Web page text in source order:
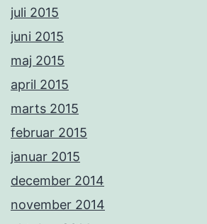
juli 2015
juni 2015
maj 2015
april 2015
marts 2015
februar 2015
januar 2015
december 2014
november 2014